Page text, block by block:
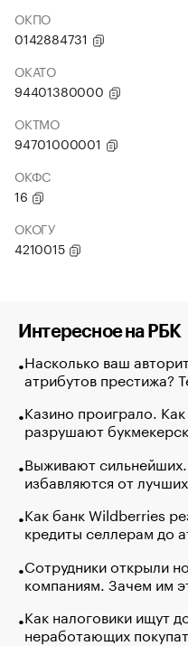
ОКПО
0142884731
ОКАТО
94401380000
ОКТМО
94701000001
ОКФС
16
ОКОГУ
4210015
Интересное на РБК
Насколько ваш
атрибутов престижа?
Казино проиграло.
разрушают
Выживают
избавляются от
Как банк Wildberries
кредиты селлерам до
Сотрудники открыли
компаниям. Зачем им
Как налоговики ищут
неработающих